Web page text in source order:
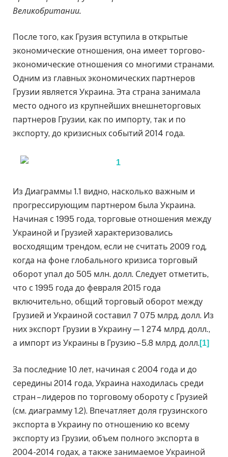
Великобритании.
После того, как Грузия вступила в открытые
экономические отношения, она имеет торгово-
экономические отношения со многими странами.
Одним из главных экономических партнеров
Грузии является Украина. Эта страна занимала
место одного из крупнейших внешнеторговых
партнеров Грузии, как по импорту, так и по
экспорту, до кризисных событий 2014 года.
Из Диаграммы 1.1 видно, насколько важным и
прогрессирующим партнером была Украина.
Начиная с 1995 года, торговые отношения между
Украиной и Грузией характеризовались
восходящим трендом, если не считать 2009 год,
когда на фоне глобального кризиса торговый
оборот упал до 505 млн. долл. Следует отметить,
что с 1995 года до февраля 2015 года
включительно, общий торговый оборот между
Грузией и Украиной составил 7 075 млрд. долл. Из
них экспорт Грузии в Украину — 1 274 млрд. долл.,
а импорт из Украины в Грузию – 5.8 млрд. долл.[1]
За последние 10 лет, начиная с 2004 года и до
середины 2014 года, Украина находилась среди
стран – лидеров по торговому обороту с Грузией
(см. диаграмму 1.2). Впечатляет доля грузинского
экспорта в Украину по отношению ко всему
экспорту из Грузии, объем полного экспорта в
2004-2014 годах, а также занимаемое Украиной